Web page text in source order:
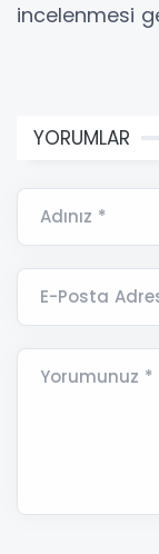
incelenmesi
YORUMLAR
Adınız *
E-Posta
Yorumunuz *